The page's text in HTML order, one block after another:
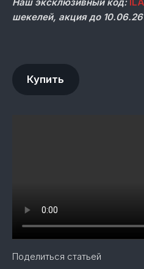
шекелей, акция до 10.06.26
Купить
Поделиться статьей